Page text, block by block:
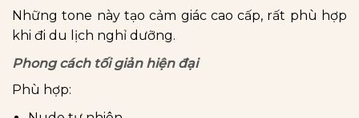
Những tone này tạo cảm giác cao cấp, rất phù hợp
khi đi du lịch nghỉ dưỡng.
Phong cách tối giản hiện đại
Phù hợp: